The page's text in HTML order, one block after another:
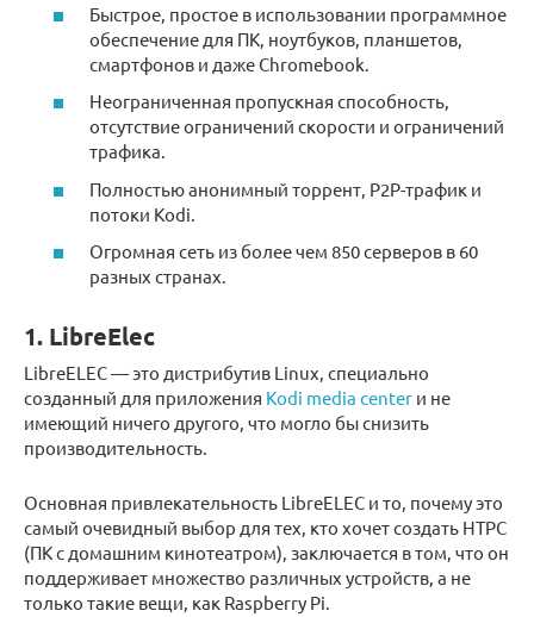
Быстрое, простое в использовании программное
обеспечение для ПК, ноутбуков, планшетов,
смартфонов и даже Chromebook.
Неограниченная пропускная способность,
отсутствие ограничений скорости и ограничений
трафика.
Полностью анонимный торрент, P2P-трафик и
потоки Kodi.
Огромная сеть из более чем 850 серверов в 60
разных странах.
1. LibreElec
LibreELEC — это дистрибутив Linux, специально
созданный для приложения Kodi media center и не
имеющий ничего другого, что могло бы снизить
производительность.
Основная привлекательность LibreELEC и то, почему это
самый очевидный выбор для тех, кто хочет создать HTPC
(ПК с домашним кинотеатром), заключается в том, что он
поддерживает множество различных устройств, а не
только такие вещи, как Raspberry Pi.